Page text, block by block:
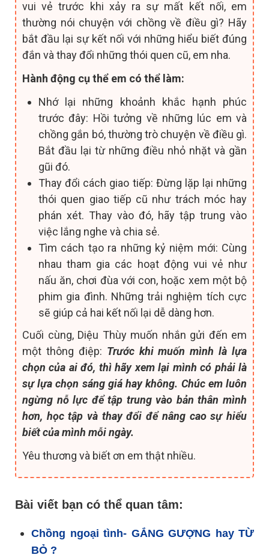
vui vẻ trước khi xảy ra sự mất kết nối, em
thường nói chuyện với chồng về điều gì? Hãy
bắt đầu lại sự kết nối với những hiểu biết đúng
đắn và thay đổi những thói quen cũ, em nha.
Hành động cụ thể em có thể làm:
Nhớ lại những khoảnh khắc hạnh phúc
trước đây: Hồi tưởng về những lúc em và
chồng gắn bó, thường trò chuyện về điều gì.
Bắt đầu lại từ những điều nhỏ nhặt và gần
gũi đó.
Thay đổi cách giao tiếp: Đừng lặp lại những
thói quen giao tiếp cũ như trách móc hay
phán xét. Thay vào đó, hãy tập trung vào
việc lắng nghe và chia sẻ.
Tìm cách tạo ra những kỷ niệm mới: Cùng
nhau tham gia các hoạt động vui vẻ như
nấu ăn, chơi đùa với con, hoặc xem một bộ
phim gia đình. Những trải nghiệm tích cực
sẽ giúp cả hai kết nối lại dễ dàng hơn.
Cuối cùng, Diệu Thùy muốn nhắn gửi đến em
một thông điệp: Trước khi muốn mình là lựa
chọn của ai đó, thì hãy xem lại mình có phải là
sự lựa chọn sáng giá hay không. Chúc em luôn
ngừng nỗ lực để tập trung vào bản thân mình
hơn, học tập và thay đổi để nâng cao sự hiểu
biết của mình mỗi ngày.
Yêu thương và biết ơn em thật nhiều.
Bài viết bạn có thể quan tâm:
Chồng ngoại tình- GẮNG GƯỢNG hay TỪ
BỎ ?